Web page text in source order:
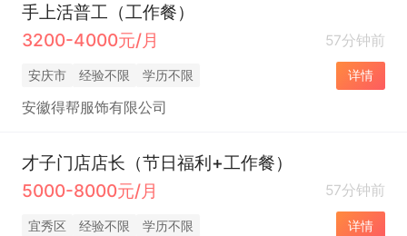
手上活普工（工作餐）
3200-4000元/月
57分钟前
安庆市 经验不限 学历不限 详情
安徽得帮服饰有限公司
才子门店店长（节日福利+工作餐）
5000-8000元/月
57分钟前
宜秀区 经验不限 学历不限 详情